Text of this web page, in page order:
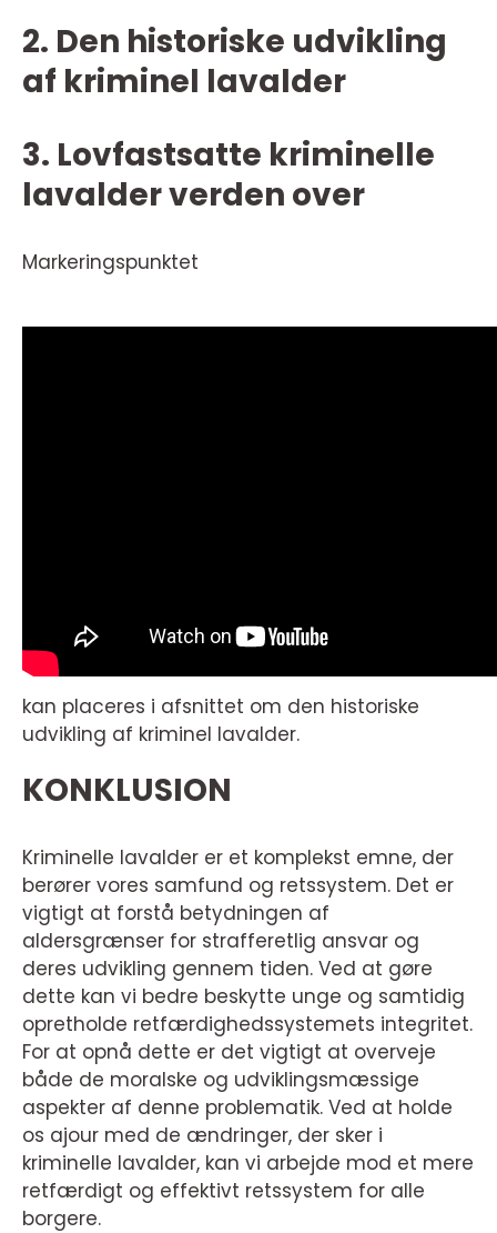
2. Den historiske udvikling
af kriminel lavalder
3. Lovfastsatte kriminelle
lavalder verden over
Markeringspunktet
kan placeres i afsnittet om den historiske
udvikling af kriminel lavalder.
KONKLUSION
Kriminelle lavalder er et komplekst emne, der
berører vores samfund og retssystem. Det er
vigtigt at forstå betydningen af
aldersgrænser for strafferetlig ansvar og
deres udvikling gennem tiden. Ved at gøre
dette kan vi bedre beskytte unge og samtidig
opretholde retfærdighedssystemets integritet.
For at opnå dette er det vigtigt at overveje
både de moralske og udviklingsmæssige
aspekter af denne problematik. Ved at holde
os ajour med de ændringer, der sker i
kriminelle lavalder, kan vi arbejde mod et mere
retfærdigt og effektivt retssystem for alle
borgere.